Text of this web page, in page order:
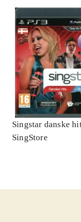
Singstar danske
SingStore